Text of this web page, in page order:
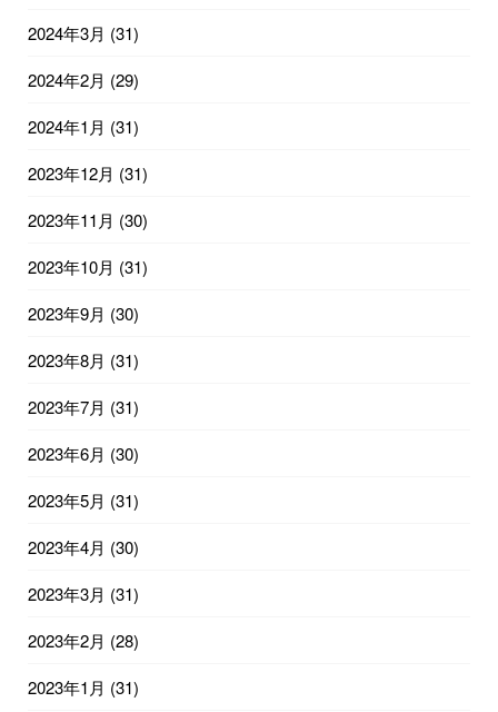
2024年3月 (31)
2024年2月 (29)
2024年1月 (31)
2023年12月 (31)
2023年11月 (30)
2023年10月 (31)
2023年9月 (30)
2023年8月 (31)
2023年7月 (31)
2023年6月 (30)
2023年5月 (31)
2023年4月 (30)
2023年3月 (31)
2023年2月 (28)
2023年1月 (31)